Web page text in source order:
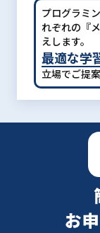
プログラミ
れぞれの『
えします。
最適な学
立場でご提案
お